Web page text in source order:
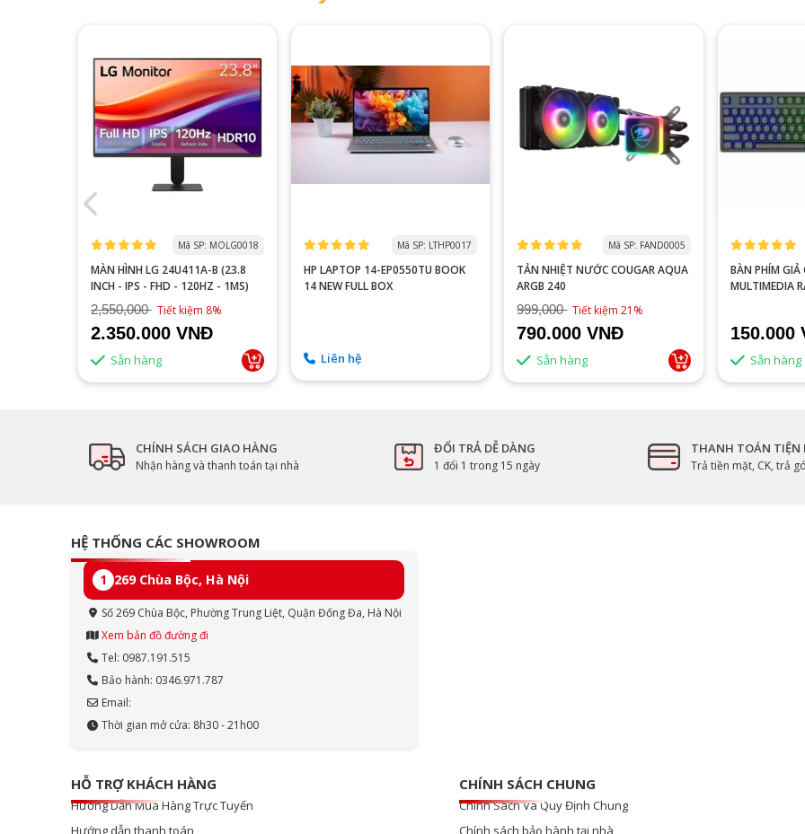
Mã SP: MOLG0018
MÀN HÌNH LG 24U411A-B (23.8
INCH - IPS - FHD - 120HZ - 1MS)
2,550,000 Tiết kiệm 8%
2.350.000 VNĐ
Sẵn hàng
Mã SP: LTHP0017
HP LAPTOP 14-EP0550TU BOOK
14 NEW FULL BOX
Liên hệ
Mã SP: FAND0005
TẢN NHIỆT NƯỚC COUGAR AQUA
ARGB 240
999,000 Tiết kiệm 21%
790.000 VNĐ
Sẵn hàng
BÀN PHÍM GIẢ CƠ
MULTIMEDIA
150.000
Sẵn hàng
CHÍNH SÁCH GIAO HÀNG
Nhận hàng và thanh toán tại nhà
ĐỔI TRẢ DỄ DÀNG
1 đổi 1 trong 15 ngày
THANH TOÁN TIỆN
Trả tiền mặt, CK, trả
HỆ THỐNG CÁC SHOWROOM
1 269 Chùa Bộc, Hà Nội
Số 269 Chùa Bộc, Phường Trung Liệt, Quận Đống Đa, Hà Nội
Xem bản đồ đường đi
Tel: 0987.191.515
Bảo hành: 0346.971.787
Email:
Thời gian mở cửa: 8h30 - 21h00
HỖ TRỢ KHÁCH HÀNG
Hướng Dẫn Mua Hàng Trực Tuyến
Hướng dẫn thanh toán
CHÍNH SÁCH CHUNG
Chính Sách Và Quy Định Chung
Chính sách bảo hành tại nhà